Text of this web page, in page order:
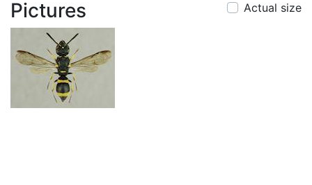
Pictures Actual size